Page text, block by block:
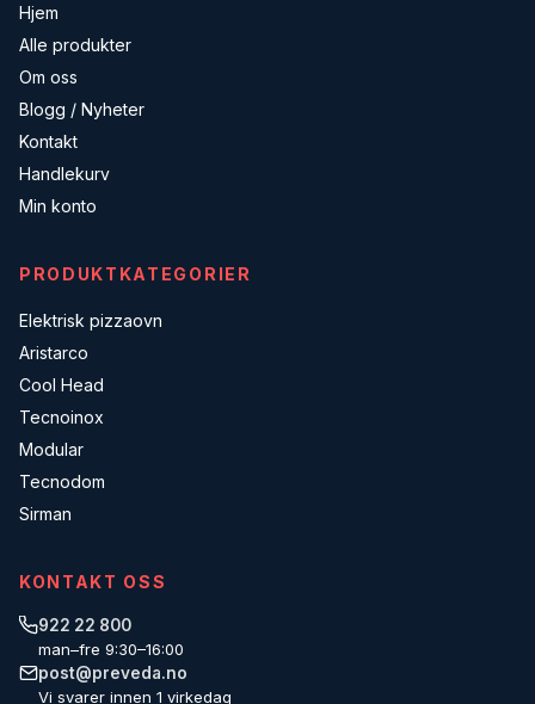
Hjem
Alle produkter
Om oss
Blogg / Nyheter
Kontakt
Handlekurv
Min konto
PRODUKTKATEGORIER
Elektrisk pizzaovn
Aristarco
Cool Head
Tecnoinox
Modular
Tecnodom
Sirman
KONTAKT OSS
922 22 800
man–fre 9:30–16:00
post@preveda.no
Vi svarer innen 1 virkedag